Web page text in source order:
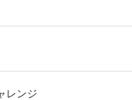
レンジ